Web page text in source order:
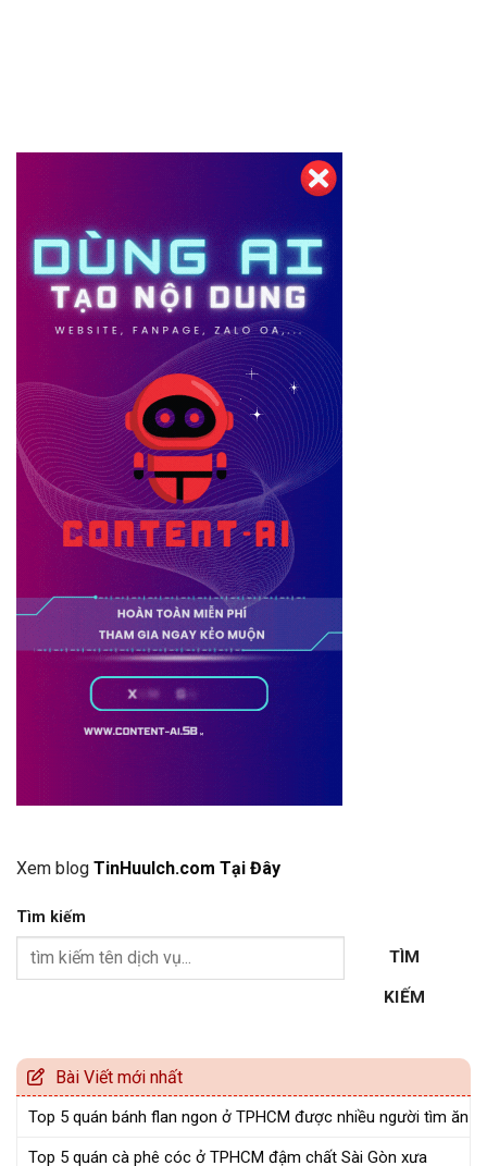
Xem blog TinHuuIch.com Tại Đây
Tìm kiếm
TÌM
KIẾM
Bài Viết mới nhất
Top 5 quán bánh flan ngon ở TPHCM được nhiều người tìm ăn
Top 5 quán cà phê cóc ở TPHCM đậm chất Sài Gòn xưa